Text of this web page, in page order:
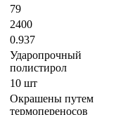
79
2400
0.937
Ударопрочный
полистирол
10 шт
Окрашены путем
термопереносов